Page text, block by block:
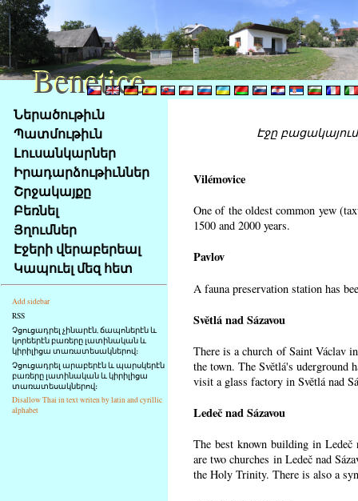
Na
obsah
stránky
Klávesové
zkratky
tomto
webu
základní
Hlavní
strana
Ներածութիւն
Պատմութիւն
Լուսանկարներ
Իրադարձութիւններ
Շրջակայքը
Բեռնել
Յղումներ
Էջերի վերաբերեալ
Կապուել մեզ հետ
Add sidebar
RSS
Չցուցադրել չինարէն, ճապոներէն և
կորեերէն բառերը լատինական և
կիրիլիցա տառատեսակներով։
Չցուցադրել արաբերէն և պարսկերէն
բառերը լատինական և կիրիլիցա
տառատեսակներով։
Disallow Thai in text writen by latin and cyrillic
alphabet
Էջը
Vilémovice
One of the oldest common yew
1500 and 2000 years.
Pavlov
A fauna preservation station has
Světlá nad Sázavou
There is a church of Saint Václav
the town. The Světlá's uderground
visit a glass factory in Světlá nad
Ledeč nad Sázavou
The best known building in
are two churches in Ledeč nad
the Holy Trinity. There is also a
Benetice
Benetice